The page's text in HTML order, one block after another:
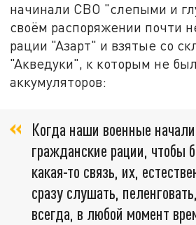
начинали СВО "слепыми и
своём распоряжении почти
рации "Азарт" и взятые со
"Акведуки", к которым не
аккумуляторов:
Когда наши военные
гражданские рации, чтобы
какая-то связь, их,
сразу слушать,
всегда, в любой момент